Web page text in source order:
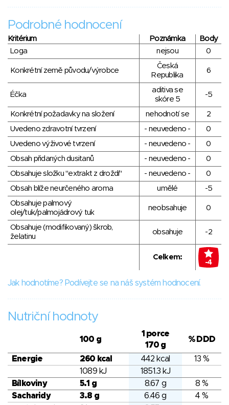
Podrobné hodnocení
Kritérium Poznámka
Body
Loga
nejsou 0
Konkrétní země původu/výrobce
Česká
Republika
6
Éčka
aditiva se
skóre 5
-5
Konkrétní požadavky na složení nehodnotí se
2
Uvedeno zdravotní tvrzení
- neuvedeno -
0
Uvedeno výživové tvrzení
- neuvedeno -
0
Obsah přidaných dusitanů
- neuvedeno -
0
Obsahuje složku "extrakt z droždí"
- neuvedeno -
0
Obsah blíže neurčeného aroma
umělé
-5
Obsahuje palmový
olej/tuk/palmojádrový tuk
neobsahuje 0
Obsahuje (modifikovaný) škrob,
želatinu
obsahuje -2
Celkem:
-4
Jak hodnotíme? Podívejte se na náš systém hodnocení.
Nutriční hodnoty
100 g
1 porce
170 g
% DDD
Energie 260 kcal 442 kcal
13 %
1089 kJ
1851.3 kJ
Bílkoviny
5.1 g 8.67 g
8 %
Sacharidy
3.8 g 6.46 g
4 %